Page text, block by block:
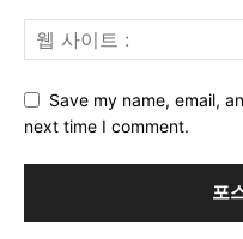
Save my name, email,
next time I comment.